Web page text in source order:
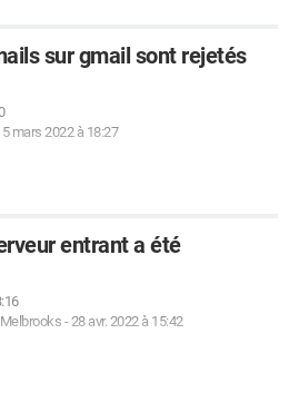
sur gmail sont rejetés
5 mars 2022 à 18:27
entrant a été
-28 avr. 2022 à 15:42